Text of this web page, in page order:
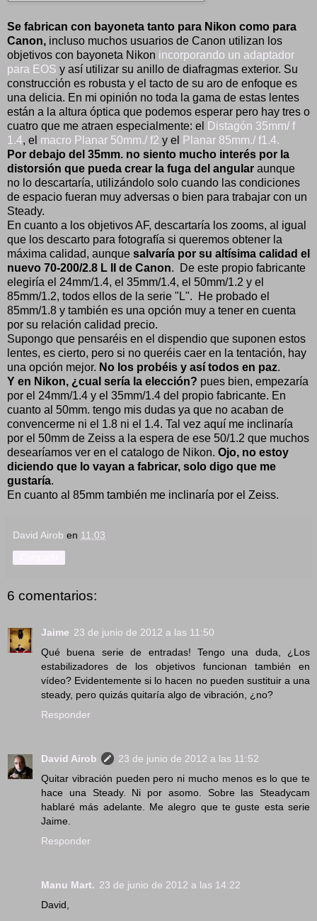
Se fabrican con bayoneta tanto para Nikon como para
Canon, incluso muchos usuarios de Canon utilizan los
objetivos con bayoneta Nikon incorporando un adaptador
para EOS y así utilizar su anillo de diafragmas exterior. Su
construcción es robusta y el tacto de su aro de enfoque es
una delicia. En mi opinión no toda la gama de estas lentes
están a la altura óptica que podemos esperar pero hay tres o
cuatro que me atraen especialmente: el
Distagón 35mm/ f
1.4, el macro Planar 50mm./ f2 y el
Planar 85mm./ f1.4.
Por debajo del 35mm. no siento mucho interés por la
distorsión que pueda crear la fuga del angular aunque
no lo descartaría, utilizándolo solo cuando las condiciones
de espacio fueran muy adversas o bien para trabajar con un
Steady.
En cuanto a los objetivos AF, descartaría los zooms, al igual
que los descarto para fotografía si queremos obtener la
máxima calidad, aunque salvaría por su altísima calidad el
nuevo 70-200/2.8 L II de Canon. De este propio fabricante
elegiría el 24mm/1.4, el 35mm/1.4, el 50mm/1.2 y el
85mm/1.2, todos ellos de la serie "L". He probado el
85mm/1.8 y también es una opción muy a tener en cuenta
por su relación calidad precio.
Supongo que pensaréis en el dispendio que suponen estos
lentes, es cierto, pero si no queréis caer en la tentación, hay
una opción mejor. No los probéis y así todos en paz.
Y en Nikon, ¿cual sería la elección? pues bien, empezaría
por el 24mm/1.4 y el 35mm/1.4 del propio fabricante. En
cuanto al 50mm. tengo mis dudas ya que no acaban de
convencerme ni el 1.8 ni el 1.4. Tal vez aquí me inclinaría
por el 50mm de Zeiss a la espera de ese 50/1.2 que muchos
desearíamos ver en el catalogo de Nikon. Ojo, no estoy
diciendo que lo vayan a fabricar, solo digo que me
gustaría.
En cuanto al 85mm también me inclinaría por el Zeiss.
David Airob en 11:03
6 comentarios:
Jaime 23 de junio de 2012 a las 11:50
Qué buena serie de entradas! Tengo una duda, ¿Los
estabilizadores de los objetivos funcionan también en
vídeo? Evidentemente si lo hacen no pueden sustituir a una
steady, pero quizás quitaría algo de vibración, ¿no?
Responder
David Airob
23 de junio de 2012 a las 11:52
Quitar vibración pueden pero ni mucho menos es lo que te
hace una Steady. Ni por asomo. Sobre las Steadycam
hablaré más adelante. Me alegro que te guste esta serie
Jaime.
Responder
Manu Mart. 23 de junio de 2012 a las 14:22
David,